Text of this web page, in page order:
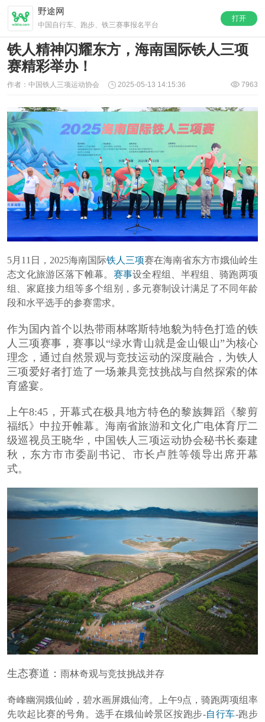
打开
野途网
中国自行车、跑步、铁三赛事报名平台
铁人精神闪耀东方，海南国际铁人三项
赛精彩举办！
作者：中国铁人三项运动协会 2025-05-13 14:15:36 7963
5月11日，2025海南国际铁人三项赛在海南省东方市娥仙岭生
态文化旅游区落下帷幕。 赛事设全程组、半程组、骑跑两项
组、家庭接力组等多个组别，多元赛制设计满足了不同年龄
段和水平选手的参赛需求。
作为国内首个以热带雨林喀斯特地貌为特色打造的铁
人三项赛事，赛事以“绿水青山就是金山银山”为核心
理念，通过自然景观与竞技运动的深度融合，为铁人
三项爱好者打造了一场兼具竞技挑战与自然探索的体
育盛宴。
上午8:45 ，开幕式在极具地方特色的黎族舞蹈《黎剪
福纸》中拉开帷幕。海南省旅游和文化广电体育厅二
级巡视员王晓华，中国铁人三项运动协会秘书长秦建
秋，东方市市委副书记、市长卢胜等领导出席开幕
式。
生态赛道： 雨林奇观与竞技挑战并存
奇峰幽洞娥仙岭，碧水画屏娥仙湾。上午9点，骑跑两项组率
先吹起比赛的号角。选手在娥仙岭景区按跑步-自行车-跑步